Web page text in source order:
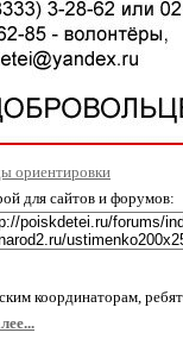
ориентировки
для сайтов и форумов:
координаторам,